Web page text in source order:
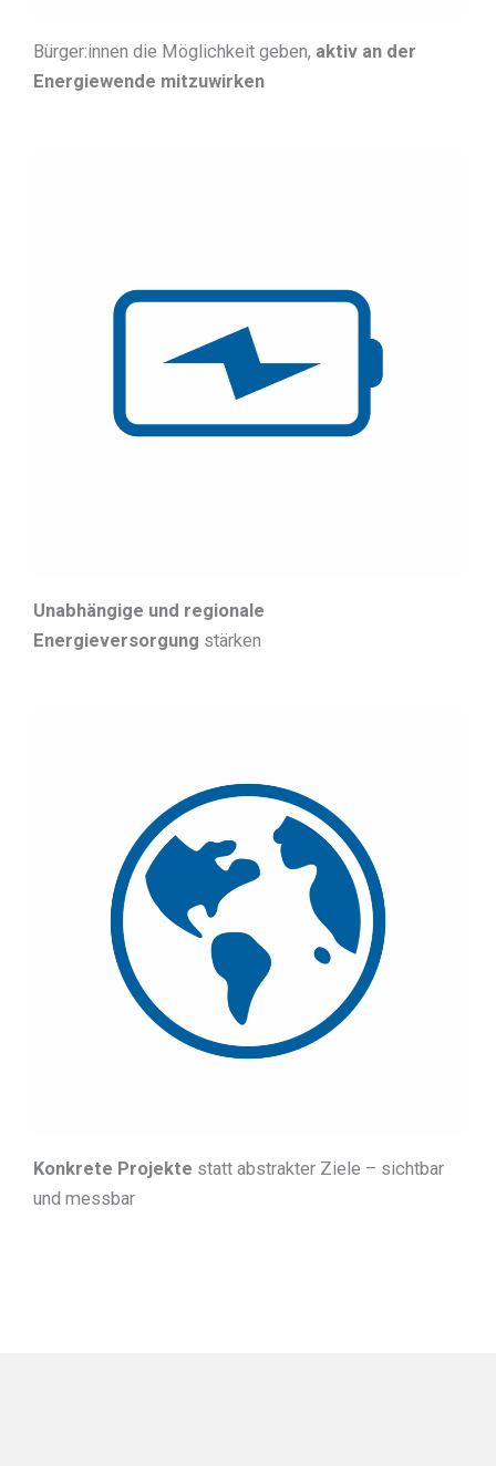
Bürger:innen die Möglichkeit geben, aktiv an der
Energiewende mitzuwirken
Unabhängige und regionale
Energieversorgung stärken
Konkrete Projekte statt abstrakter Ziele – sichtbar
und messbar